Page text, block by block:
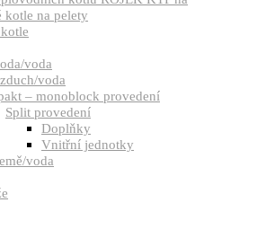
kotle na pelety
voda
voda
– monoblock provedení
Split provedení
Doplňky
Vnitřní jednotky
voda